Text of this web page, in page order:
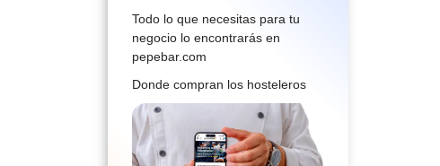
Todo lo que necesitas para tu
negocio lo encontrarás en
pepebar.com
Donde compran los hosteleros